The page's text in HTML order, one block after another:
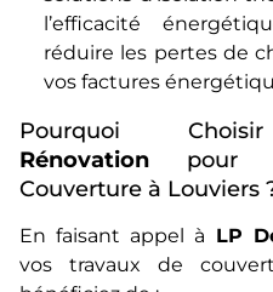
l’efficacité
réduire les pertes de
vos factures
Pourquoi
Rénovation pour
Couverture à Louviers
En faisant appel à LP
vos travaux de